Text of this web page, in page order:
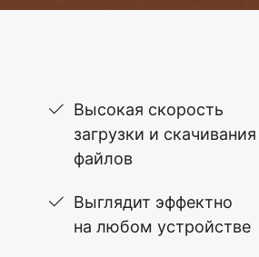
Высокая скорость
загрузки и скачивания
файлов
Выглядит эффектно
на любом устройстве